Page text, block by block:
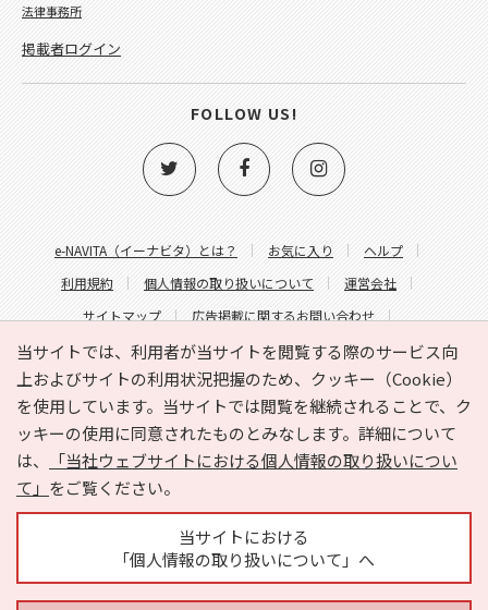
当サイトでは、利用者が当サイトを閲覧する際のサービス向
上およびサイトの利用状況把握のため、クッキー（Cookie）
を使用しています。当サイトでは閲覧を継続されることで、ク
ッキーの使用に同意されたものとみなします。詳細について
は、
「当社ウェブサイトにおける個人情報の取り扱いについ
て」 をご覧ください。
当サイトにおける
「個人情報の取り扱いについて」へ
e-NAVITA（イーナビタ）とは？ お気に入り
ヘルプ
利用規約
個人情報の取り扱いについて
運営会社
サイトマップ
広告掲載に関するお問い合わせ
サイトの内容に関するお問い合わせ
法律事務所
掲載者ログイン
FOLLOW US!
Copyright © HYOJITO.Co.,Ltd. All Rights Reserved.